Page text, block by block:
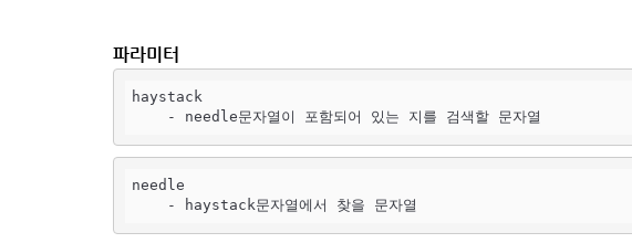
파라미터
haystack
    - needle문자열이 포함되어 있는 지를 검색할 문자열
needle
    - haystack문자열에서 찾을 문자열